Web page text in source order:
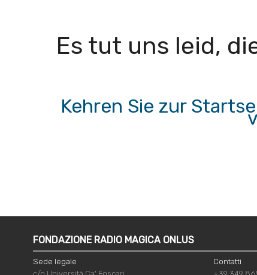
Es tut uns leid,
Kehren Sie zur
FONDAZIONE RADIO MAGICA ONLUS
Sede legale
Contatti